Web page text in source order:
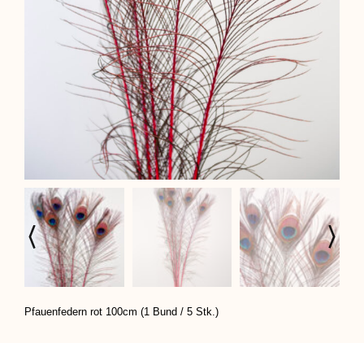
Pfauenfedern rot 100cm (1 Bund / 5 Stk.)